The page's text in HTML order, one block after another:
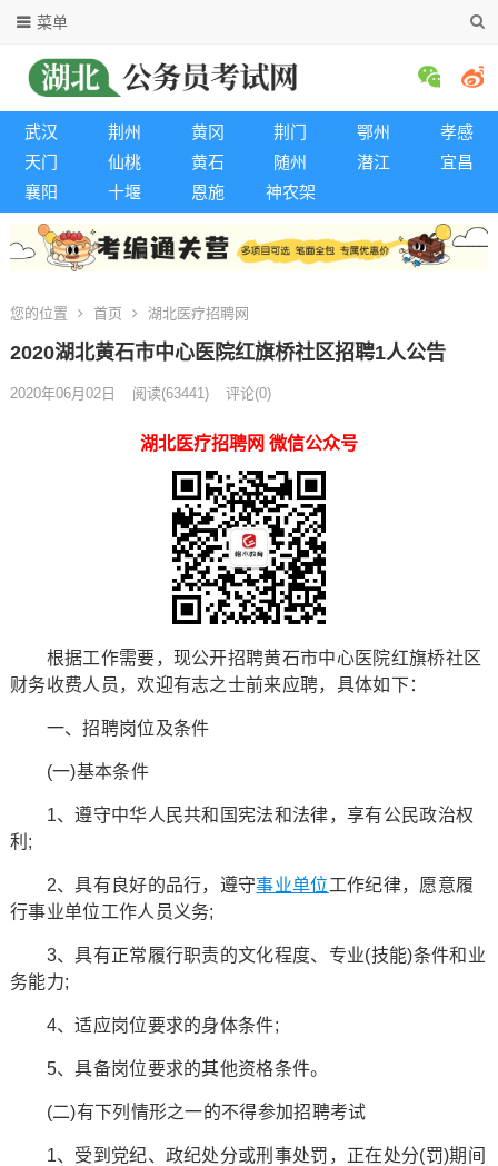
菜单
武汉 荆州 黄冈 荆门 鄂州
孝感
天门
仙桃 黄石 随州 潜江
宜昌
襄阳
十堰 恩施 神农架
您的位置 首页 湖北医疗招聘网
2020湖北黄石市中心医院红旗桥社区招聘1人公告
2020年06月02日 阅读(63441) 评论(0)
湖北医疗招聘网 微信公众号
根据工作需要，现公开招聘黄石市中心医院红旗桥社区
财务收费人员，欢迎有志之士前来应聘，具体如下：
一、招聘岗位及条件
(一)基本条件
1、遵守中华人民共和国宪法和法律，享有公民政治权
利;
2、具有良好的品行，遵守事业单位工作纪律，愿意履
行事业单位工作人员义务;
3、具有正常履行职责的文化程度、专业(技能)条件和业
务能力;
4、适应岗位要求的身体条件;
5、具备岗位要求的其他资格条件。
(二)有下列情形之一的不得参加招聘考试
1、受到党纪、政纪处分或刑事处罚，正在处分(罚)期间